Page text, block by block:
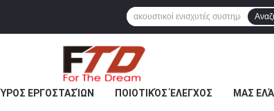
ΕΡΓΟΣΤΑΣΊΩΝ ΠΟΙΟΤΙΚΌΣ ΈΛΕΓΧΟΣ ΜΑΣ